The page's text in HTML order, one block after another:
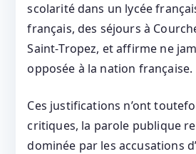
scolarité dans un lycée
français, des séjours à
Saint‑Tropez, et affirme ne
opposée à la nation française.
Ces justifications n’ont
critiques, la parole publique
dominée par les accusations